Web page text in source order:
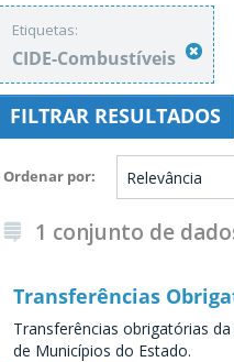
Etiquetas:
CIDE-Combustíveis
FILTRAR RESULTADOS
Ordenar por
1 conjunto de
Transferências
Transferências obrigatórias
de Municípios do Estado.